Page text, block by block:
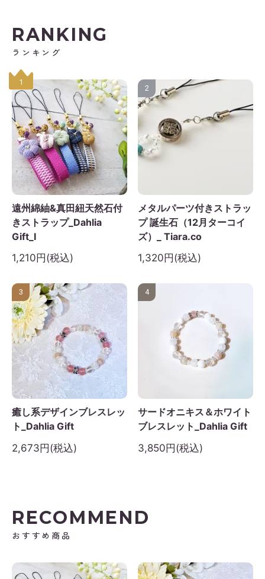
RANKING
ランキング
1
遠州綿紬&真田紐天然石付
きストラップ_Dahlia
Gift_I
1,210円(税込)
2
メタルパーツ付きストラッ
プ 誕生石（12月ターコイ
ズ）_ Tiara.co
1,320円(税込)
3
癒し系デザインブレスレッ
ト_Dahlia Gift
2,673円(税込)
4
サードオニキス＆ホワイト
ブレスレット_Dahlia Gift
3,850円(税込)
RECOMMEND
おすすめ商品